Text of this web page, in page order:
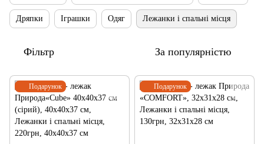
Дряпки Іграшки Одяг Лежанки і спальні місця
Фільтр За популярністю
Подарунок Подарунок